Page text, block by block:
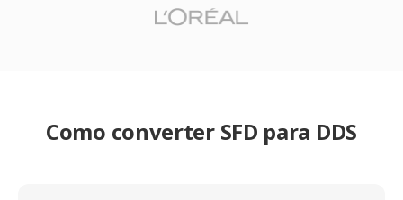
Como converter SFD para DDS